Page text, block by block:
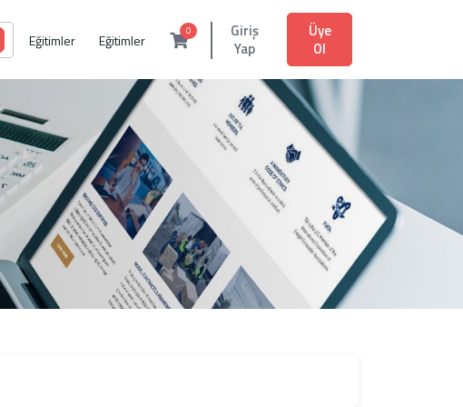
Eğitimler Eğitimler
0
Giriş
Yap
Üye
Ol